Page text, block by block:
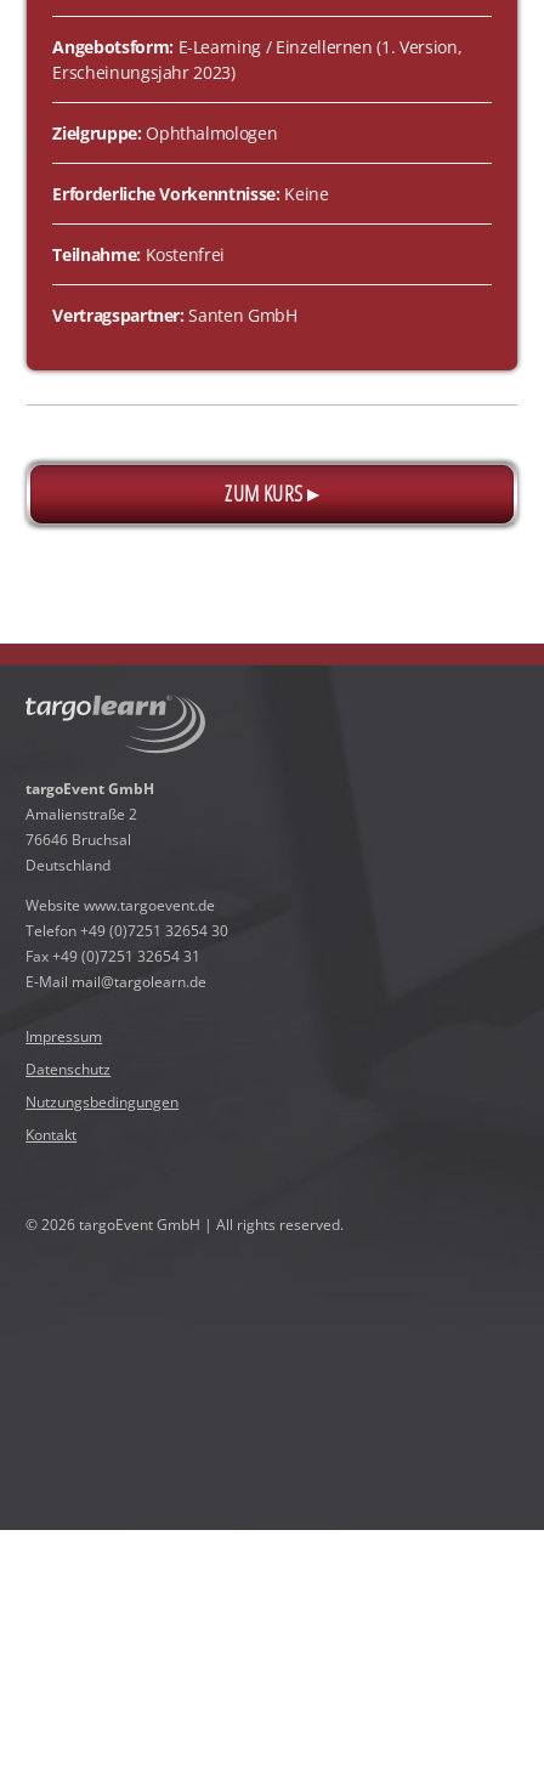
Angebotsform: E-Learning / Einzellernen (1. Version,
Erscheinungsjahr 2023)
Zielgruppe: Ophthalmologen
Erforderliche Vorkenntnisse: Keine
Teilnahme: Kostenfrei
Vertragspartner:Santen GmbH
ZUM KURS ▸
targoEvent GmbH
Amalienstraße 2
76646 Bruchsal
Deutschland
Websitewww.targoevent.de
Telefon +49 (0)7251 32654 30
Fax +49 (0)7251 32654 31
E-Mail mail@targolearn.de
Impressum
Datenschutz
Nutzungsbedingungen
Kontakt
© 2026 targoEvent GmbH | All rights reserved.